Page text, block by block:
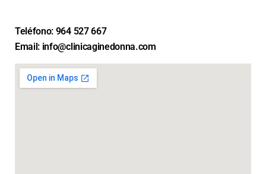
Teléfono: 964 527 667
Email: info@clinicaginedonna.com